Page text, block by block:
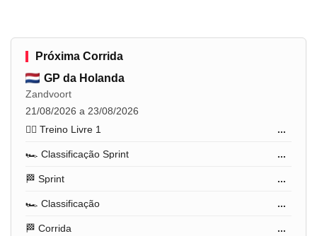
Próxima Corrida
GP da Holanda
Zandvoort
21/08/2026 a 23/08/2026
🏋️‍♂️ Treino Livre 1
...
🏎️ Classificação Sprint ...
🏁 Sprint ...
🏎️ Classificação ...
🏁 Corrida ...